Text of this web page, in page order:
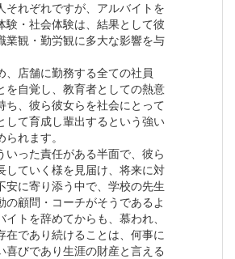
それぞれですが、アルバイトを
験・社会体験は、結果として彼
業観・勤労観に多大な影響を与
、店舗に勤務する全ての社員
を自覚し、教育者としての熱意
ち、彼ら彼女らを社会にとって
して育成し輩出するという強い
れます。
いった責任がある半面で、彼ら
していく様を見届け、将来に対
安に寄り添う中で、学校の先生
の顧問・コーチがそうであるよ
イトを辞めてからも、慕われ、
在であり続けることは、何事に
喜びであり生涯の財産と言える